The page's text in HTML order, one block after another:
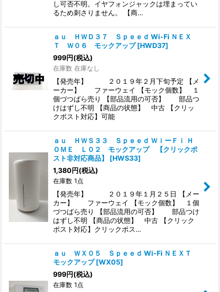
し可否不明。イヤフォンジャックは埋まってい
るため刺さりません。 【商…
ａｕ ＨＷＤ３７ Ｓｐｅｅｄ Wi-Fi ＮＥＸ
Ｔ Ｗ０６ モックアップ [HWD37]
999円(税込)
在庫数 在庫なし
【発売年】 ２０１９年２月下旬予定 【メ
ーカー】 ファーウェイ 【モック個数】 １
個づつばら売り 【部品流用の可否】 部品つ
けはずし不明 【商品の状態】 中古 【クリッ
クポスト対応】可能
ａｕ ＨＷＳ３３ Ｓｐｅｅｄ ＷｉーＦｉ Ｈ
ＯＭＥ Ｌ０２ モックアップ 【クリックポ
スト非対応商品】
[HWS33]
1,380円(税込)
在庫数 1点
【発売年】 ２０１９年１月２５日 【メー
カー】 ファーウェイ 【モック個数】 １個
づつばら売り 【部品流用の可否】 部品つけ
はずし不明 【商品の状態】 中古 【クリック
ポスト対応】クリックポス…
ａｕ ＷＸ０５ Ｓｐｅｅｄ Wi-Fi ＮＥＸＴ
モックアップ [WX05]
999円(税込)
在庫数 1点